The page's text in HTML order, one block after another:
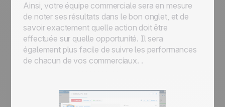
Ainsi, votre équipe commerciale sera en mesure
de noter ses résultats dans le bon onglet, et de
savoir exactement quelle action doit être
effectuée sur quelle opportunité. Il sera
également plus facile de suivre les performances
de chacun de vos commerciaux. .